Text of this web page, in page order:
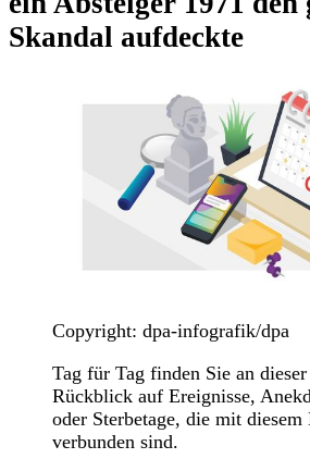
Skandal aufdeckte
Copyright: dpa-infografik/dpa
Tag für Tag finden Sie an
Rückblick auf Ereignisse,
oder Sterbetage, die mit diesem
verbunden sind.